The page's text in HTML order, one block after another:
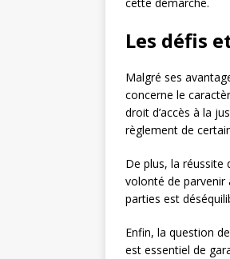
Les défis
Malgré ses
concerne le
droit d’accès à la
règlement de
De plus, la réussite
volonté de parvenir
parties est
Enfin, la question
est essentiel de